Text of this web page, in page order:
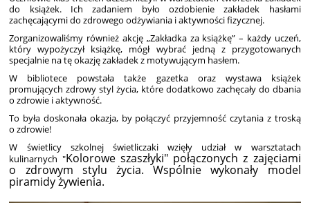
do książek. Ich zadaniem było ozdobienie zakładek hasłami
zachęcającymi do zdrowego odżywiania i aktywności fizycznej.
Zorganizowaliśmy również akcję „Zakładka za książkę” – każdy uczeń,
który wypożyczył książkę, mógł wybrać jedną z przygotowanych
specjalnie na tę okazję zakładek z motywującym hasłem.
W bibliotece powstała także gazetka oraz wystawa książek
promujących zdrowy styl życia, które dodatkowo zachęcały do dbania
o zdrowie i aktywność.
To była doskonała okazja, by połączyć przyjemność czytania z troską
o zdrowie!
W świetlicy szkolnej świetliczaki wzięły udział w warsztatach
kulinarnych "Kolorowe szaszłyki" połączonych z zajęciami
o zdrowym stylu życia. Wspólnie wykonały model
piramidyżywienia.